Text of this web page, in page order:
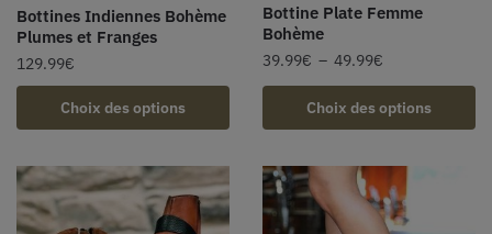
Bottines Indiennes Bohème
Plumes et Franges
129.99€
Choix des options
Bottine Plate Femme
Bohème
39.99€ – 49.99€
Choix des options